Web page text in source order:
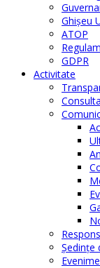
Ghişeu
ATOP
GDPR
Activitate
Şedinţe